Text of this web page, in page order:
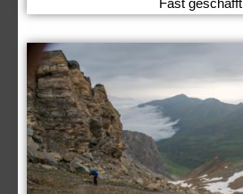
Fast geschafft